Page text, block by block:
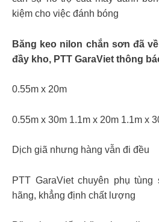
kiệm cho việc đánh bóng
Băng keo nilon chắn sơn đã
đầy kho, PTT GaraViet thông
0.55m x 20m
0.55m x 30m 1.1m x 20m 1.1m x
Dịch giã nhưng hàng vẫn đi đều
PTT GaraViet chuyên phụ
hãng, khẳng định chất lượng